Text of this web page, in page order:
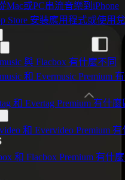
Mac或PC串流音樂到iPhone
Store 安裝應用程式或使用
與 Flacbox 有什麼不同
和 Evermusic Premium
和 Evertag Premium 有什
和 Evervideo Premium
和 Flacbox Premium 有什